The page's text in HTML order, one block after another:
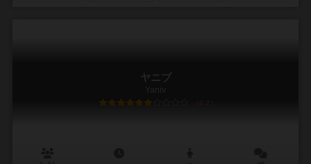
ヤニブ
Yaniv
6.2